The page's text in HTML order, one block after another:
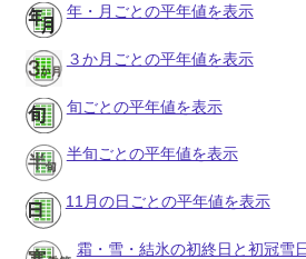
年・月ごとの平年値を表示
３か月ごとの平年値を表示
旬ごとの平年値を表示
半旬ごとの平年値を表示
11月の日ごとの平年値を表示
霜・雪・結氷の初終日と初冠雪